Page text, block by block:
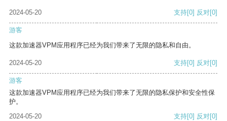
2024-05-20 支持[0] 反对[0]
游客
这款加速器VPM应用程序已经为我们带来了无限的隐私和自由。
2024-05-20 支持[0] 反对[0]
游客
这款加速器VPM应用程序已经为我们带来了无限的隐私保护和安全性保
护。
2024-05-20
支持[0] 反对[0]